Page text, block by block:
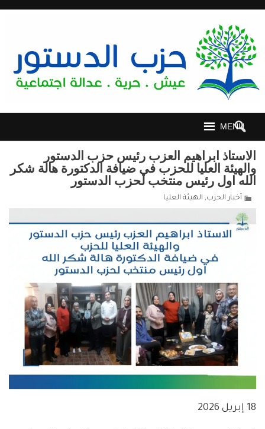
MENU
الاستاذ ابراهيم العزب رئيس حزب الدستور
والهيئة العليا للحزب في ضيافة الدكتورة هالة شكر
الله اول رئيس منتخب لحزب الدستور
أخبار الحزب, الهيئة العليا
18 إبريل 2026